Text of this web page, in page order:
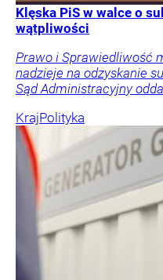
Klęska PiS w walce o
wątpliwości
Prawo i Sprawiedliwość
nadzieje na odzyskanie
Sąd Administracyjny
KrajPolityka